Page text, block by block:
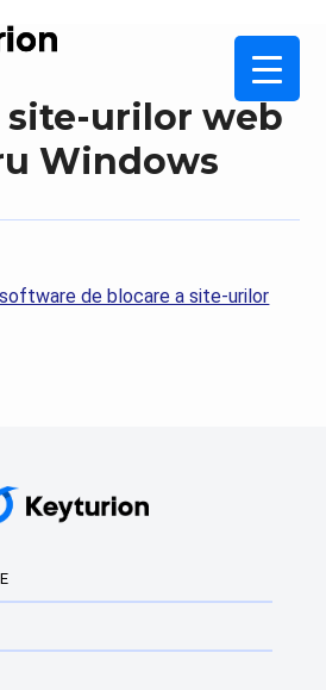
site-urilor web
Windows
de blocare a site-urilor